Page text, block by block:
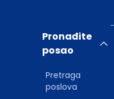
Pronađite
posao
Pretraga
poslova